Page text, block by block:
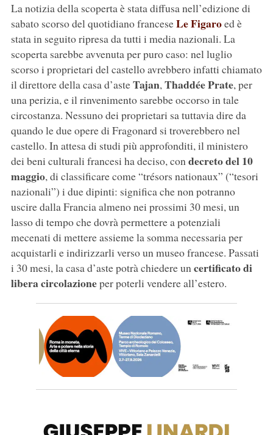
La notizia della scoperta è stata diffusa nell’edizione di
sabato scorso del quotidiano franceseLe Figaroed è
stata in seguito ripresa da tutti i media nazionali. La
scoperta sarebbe avvenuta per puro caso: nel luglio
scorso i proprietari del castello avrebbero infatti chiamato
il direttore della casa d’asteTajan,Thaddée Prate, per
una perizia, e il rinvenimento sarebbe occorso in tale
circostanza. Nessuno dei proprietari sa tuttavia dire da
quando le due opere di Fragonard si troverebbero nel
castello. In attesa di studi più approfonditi, il ministero
dei beni culturali francesi ha deciso, condecreto del 10
maggio, di classificare come “trésors nationaux” (“tesori
nazionali”) i due dipinti: significa che non potranno
uscire dalla Francia almeno nei prossimi 30 mesi, un
lasso di tempo che dovrà permettere a potenziali
mecenati di mettere assieme la somma necessaria per
acquistarli e indirizzarli verso un museo francese. Passati
i 30 mesi, la casa d’aste potrà chiedere uncertificato di
libera circolazioneper poterli vendere all’estero.